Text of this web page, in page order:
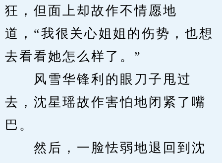
狂，但面上却故作不情愿地
道，“我很关心姐姐的伤势，也想
去看看她怎么样了。”
风雪华锋利的眼刀子甩过
去，沈星瑶故作害怕地闭紧了嘴
巴。
然后，一脸怯弱地退回到沈